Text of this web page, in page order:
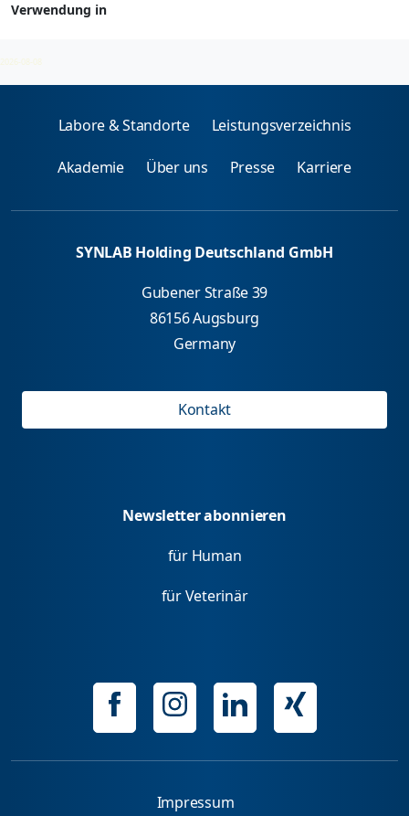
Verwendung in
2026-08-08
Labore & Standorte Leistungsverzeichnis
Akademie Über uns Presse Karriere
SYNLAB Holding Deutschland GmbH
Gubener Straße 39
86156 Augsburg
Germany
Kontakt
Newsletter abonnieren
für Human
für Veterinär
Impressum